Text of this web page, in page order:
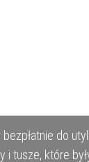
do
i tusze, które